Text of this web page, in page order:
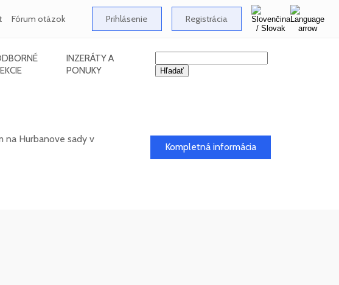
Fórum otázok Prihlásenie Registrácia
INZERÁTY A
PONUKY
na Hurbanove sady v
Kompletná informácia